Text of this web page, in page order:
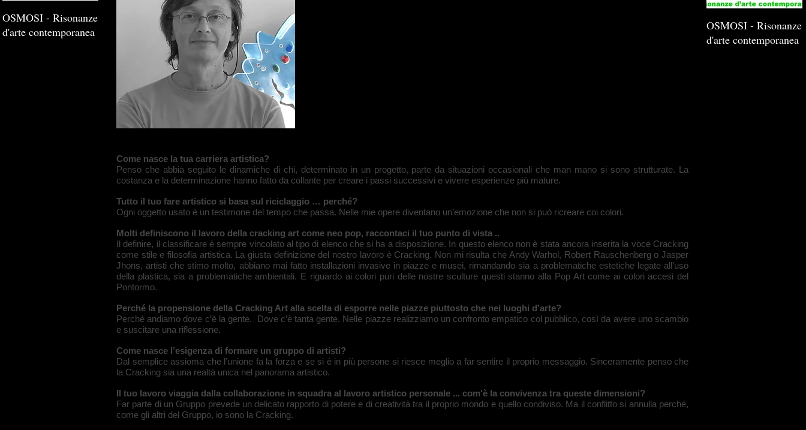
Come nasce la tua carriera artistica?
Penso che abbia seguito le dinamiche di chi, determinato in un progetto, parte da situazioni occasionali che man mano si sono strutturate. La
costanza e la determinazione hanno fatto da collante per creare i passi successivi e vivere esperienze più mature.
Tutto il tuo fare artistico si basa sul riciclaggio … perché?
Ogni oggetto usato è un testimone del tempo che passa. Nelle mie opere diventano un’emozione che non si può ricreare coi colori.
Molti definiscono il lavoro della cracking art come neo pop, raccontaci il tuo punto di vista ..
Il definire, il classificare è sempre vincolato al tipo di elenco che si ha a disposizione. In questo elenco non è stata ancora inserita la voce Cracking
come stile e filosofia artistica. La giusta definizione del nostro lavoro è Cracking. Non mi risulta che Andy Warhol, Robert Rauschenberg o Jasper
Jhons, artisti che stimo molto, abbiano mai fatto installazioni invasive in piazze e musei, rimandando sia a problematiche estetiche legate all’uso
della plastica, sia a problematiche ambientali. E riguardo ai colori puri delle nostre sculture questi stanno alla Pop Art come ai colori accesi del
Pontormo.
Perché la propensione della Cracking Art alla scelta di esporre nelle piazze piuttosto che nei luoghi d’arte?
Perché andiamo dove c’è la gente. Dove c’è tanta gente. Nelle piazze realizziamo un confronto empatico col pubblico, così da avere uno scambio
e suscitare una riflessione.
Come nasce l’esigenza di formare un gruppo di artisti?
Dal semplice assioma che l’unione fa la forza e se si è in più persone si riesce meglio a far sentire il proprio messaggio. Sinceramente penso che
la Cracking sia una realtà unica nel panorama artistico.
Il tuo lavoro viaggia dalla collaborazione in squadra al lavoro artistico personale ... com'è la convivenza tra queste dimensioni?
Far parte di un Gruppo prevede un delicato rapporto di potere e di creatività tra il proprio mondo e quello condiviso. Ma il conflitto si annulla perché,
come gli altri del Gruppo, io sono la Cracking.
OSMOSI - Risonanze
d'arte contemporanea
OSMOSI - Risonanze
d'arte contemporanea